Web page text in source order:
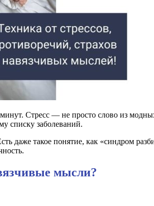
минут. Стресс — не просто слово из
списку заболеваний.
даже такое понятие, как «синдром
мысли?